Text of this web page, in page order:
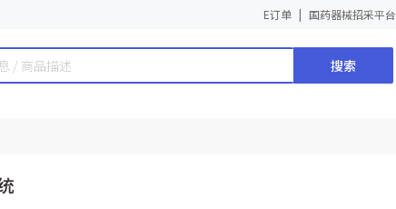
E订单 国药器械招采平台
搜索